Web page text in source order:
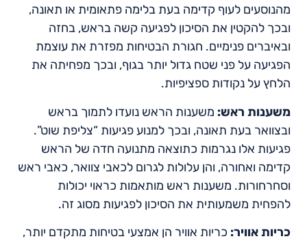
מהנוסעים לעוף קדימה בעת בלימה פתאומית או תאונה,
ובכך להקטין את הסיכון לפגיעה קשה בראש, בחזה
ובאיברים פנימיים. חגורת הבטיחות מפזרת את עוצמת
הפגיעה על פני שטח גדול יותר בגוף, ובכך מפחיתה את
הלחץ על נקודות ספציפיות.
משענות ראש: משענות הראש נועדו לתמוך בראש
ובצוואר בעת תאונה, ובכך למנוע פגיעות “צליפת שוט”.
פגיעות אלו נגרמות כתוצאה מתנועה חדה של הראש
קדימה ואחורה, והן עלולות לגרום לכאבי צוואר, כאבי ראש
וסחרחורות. משענות ראש מותאמות כראוי יכולות
להפחית משמעותית את הסיכון לפגיעות מסוג זה.
כריות אוויר: כריות אוויר הן אמצעי בטיחות מתקדם יותר,